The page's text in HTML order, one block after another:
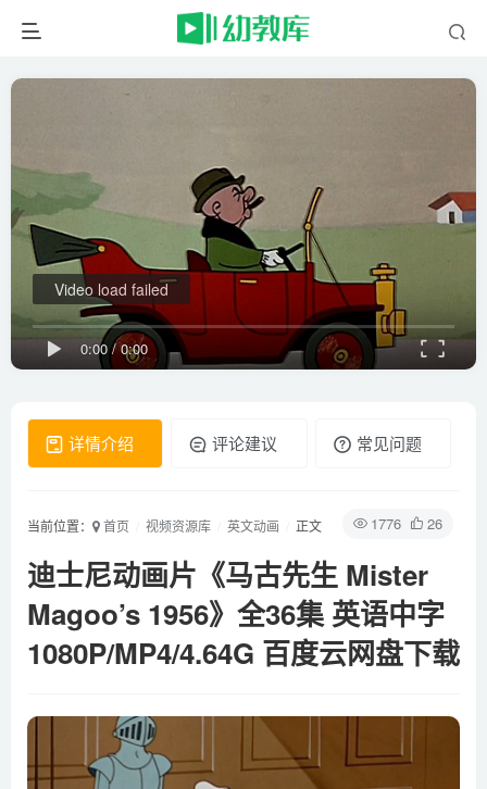
0:00/0:00
Video load failed
详情介绍 评论建议 常见问题
1776 26
当前位置： 首页 视频资源库 英文动画 正文
迪士尼动画片《马古先生 Mister
Magoo’s 1956》全36集 英语中字
1080P/MP4/4.64G 百度云网盘下载